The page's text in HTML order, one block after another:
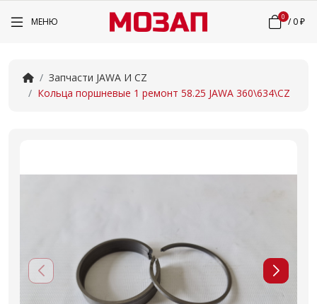
МЕНЮ 0 /0 ₽
Запчасти JAWA И CZ
Кольца поршневые 1 ремонт 58.25 JAWA 360\634\CZ